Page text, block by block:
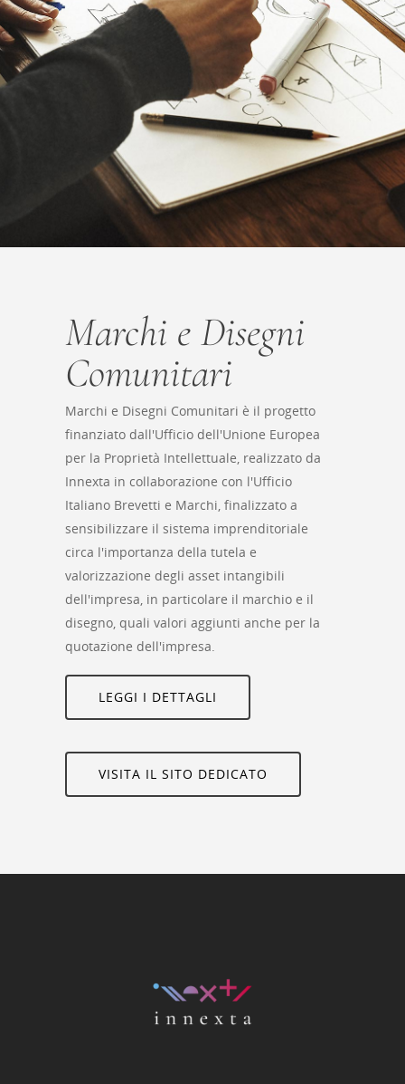
Marchi e Disegni
Comunitari
Marchi e Disegni Comunitari è il progetto
finanziato dall'Ufficio dell'Unione Europea
per la Proprietà Intellettuale, realizzato da
Innexta in collaborazione con l'Ufficio
Italiano Brevetti e Marchi, finalizzato a
sensibilizzare il sistema imprenditoriale
circa l'importanza della tutela e
valorizzazione degli asset intangibili
dell'impresa, in particolare il marchio e il
disegno, quali valori aggiunti anche per la
quotazione dell'impresa.
LEGGI I DETTAGLI
VISITA IL SITO DEDICATO